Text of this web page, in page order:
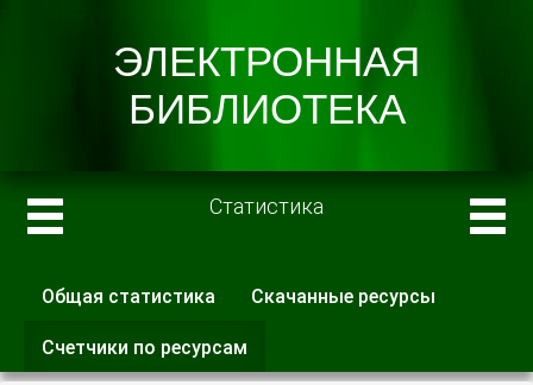
Статистика
Главные вкладки
Общая статистика Скачанные ресурсы
Счетчики по ресурсам
вкладка)